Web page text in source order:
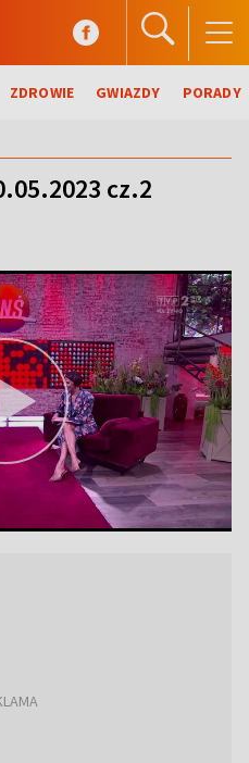
ZDROWIE GWIAZDY PORADY
cz.2